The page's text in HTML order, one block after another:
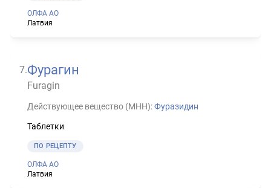
ОЛФА АО
Латвия
7.Фурагин
Furagin
Действующее вещество (МНН):Фуразидин
Таблетки
ПО РЕЦЕПТУ
ОЛФА АО
Латвия